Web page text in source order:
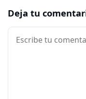
Deja tu
Comentario